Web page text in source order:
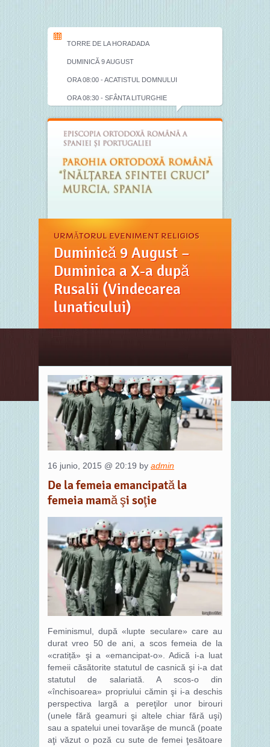
TORRE DE LA HORADADA
DUMINICĂ 9 AUGUST
ORA 08:00 - ACATISTUL DOMNULUI
ORA 08:30 - SFÂNTA LITURGHIE
URMĂTORUL EVENIMENT RELIGIOS
Duminică 9 August –
Duminica a X-a după
Rusalii (Vindecarea
lunaticului)
16 junio, 2015 @ 20:19 by admin
De la femeia emancipată la
femeia mamă şi soţie
Feminismul, după «lupte seculare» care au
durat vreo 50 de ani, a scos femeia de la
«cratiță» şi a «emancipat-o». Adică i-a luat
femeii căsătorite statutul de casnică şi i-a dat
statutul de salariată. A scos-o din
«închisoarea» propriului cămin şi i-a deschis
perspectiva largă a pereţilor unor birouri
(unele fără geamuri şi altele chiar fără uşi)
sau a spatelui unei tovarăşe de muncă (poate
aţi văzut o poză cu sute de femei ţesătoare